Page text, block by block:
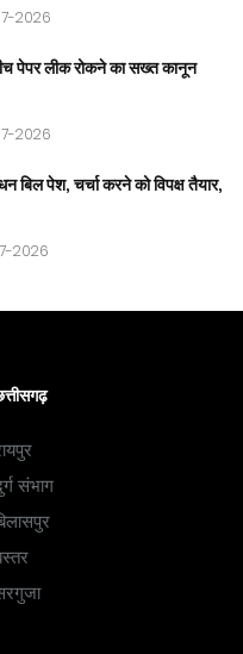
2026
पेपर लीक रोकने का सख्त कानून
2026
बिल पेश, चर्चा करने को विपक्ष तैयार,
2026
संभाग